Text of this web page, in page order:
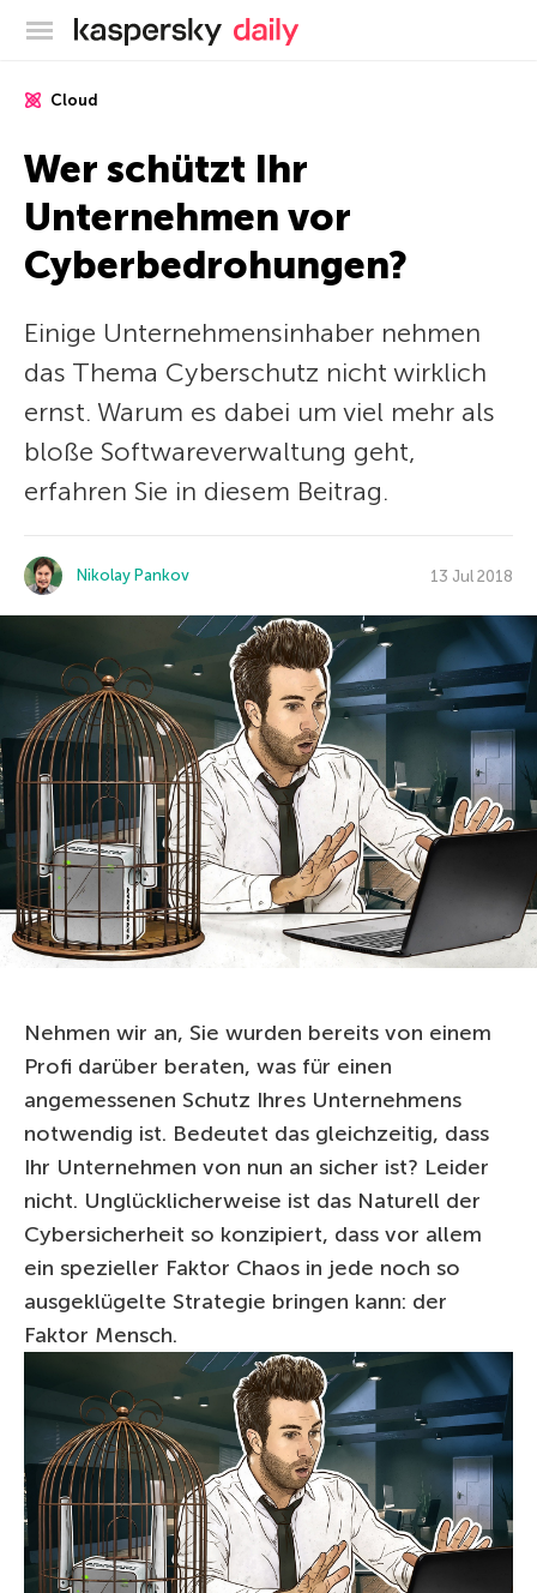
Offizieller Blog von Kaspersky
Cloud
Wer schützt Ihr
Unternehmen vor
Cyberbedrohungen?
Einige Unternehmensinhaber nehmen
das Thema Cyberschutz nicht wirklich
ernst. Warum es dabei um viel mehr als
bloße Softwareverwaltung geht,
erfahren Sie in diesem Beitrag.
Nikolay Pankov 13 Jul 2018
Nehmen wir an, Sie wurden bereits von einem
Profi darüber beraten, was für einen
angemessenen Schutz Ihres Unternehmens
notwendig ist. Bedeutet das gleichzeitig, dass
Ihr Unternehmen von nun an sicher ist? Leider
nicht. Unglücklicherweise ist das Naturell der
Cybersicherheit so konzipiert, dass vor allem
ein spezieller Faktor Chaos in jede noch so
ausgeklügelte Strategie bringen kann: der
Faktor Mensch.